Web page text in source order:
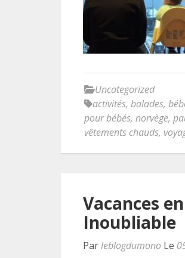
Uncategorized
activités, balades,
pour bébés, norvège,
vêtements chauds,
Vacances
Inoubliable
Parleblogdumono Le